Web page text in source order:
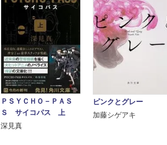
ＰＳＹＣＨＯ－ＰＡＳ
Ｓ サイコパス 上
深見真
ピンクとグレー
加藤シゲアキ